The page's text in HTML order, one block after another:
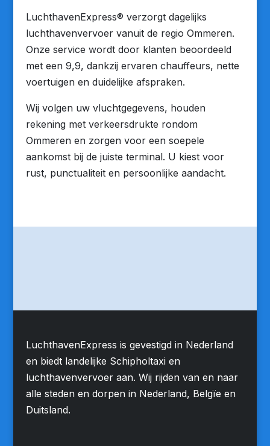
LuchthavenExpress® verzorgt dagelijks
luchthavenvervoer vanuit de regio Ommeren.
Onze service wordt door klanten beoordeeld
met een 9,9, dankzij ervaren chauffeurs, nette
voertuigen en duidelijke afspraken.
Wij volgen uw vluchtgegevens, houden
rekening met verkeersdrukte rondom
Ommeren en zorgen voor een soepele
aankomst bij de juiste terminal. U kiest voor
rust, punctualiteit en persoonlijke aandacht.
LuchthavenExpress is gevestigd in Nederland
en biedt landelijke Schipholtaxi en
luchthavenvervoer aan. Wij rijden van en naar
alle steden en dorpen in Nederland, Belgïe en
Duitsland.